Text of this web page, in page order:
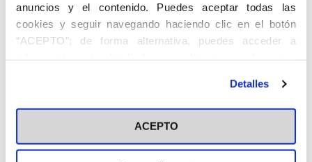
anuncios y el contenido. Puedes aceptar todas las
cookies y seguir navegando haciendo clic en el botón
“ACEPTO”; de forma alternativa, puedes acceder a
información más detallada y cambiar tus preferencias
en el botón "Personalizar". Para más información puedes
visitar nuestra Política de Cookies
Detalles
ACEPTO
En la presentación de este recopilatorio, Vicente Navarro de
Luján ha destacado la figura deSerafín Ríos, miembro del
hombre muy especial, con una personalidad desbordante.
Además, fue una persona significativa en la política valenciana y
trabajo desarrollado por este grupo, del que fue cofundador: “la
lección que podríamos sacar del grupo Tácito para el futuro de
no pensamos, los regímenes políticos se acaban. Es esto lo que